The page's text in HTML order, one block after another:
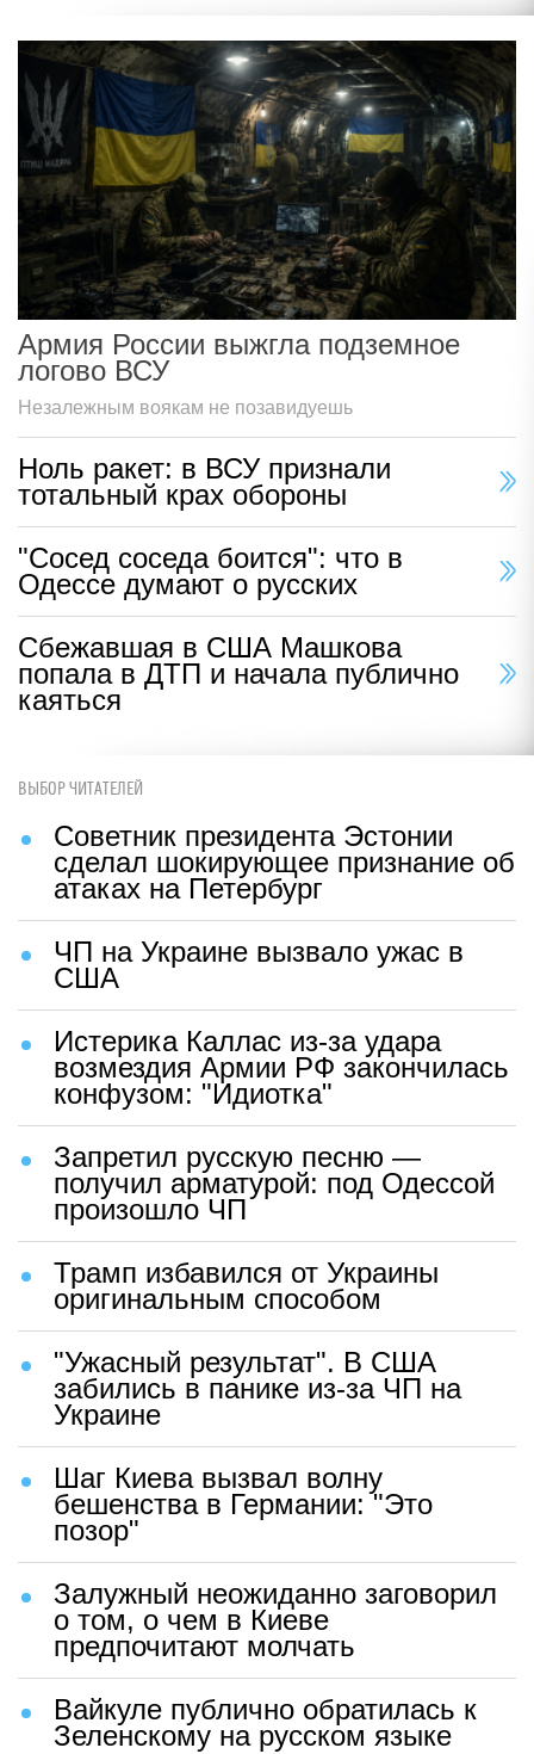
Армия России выжгла подземное
логово ВСУ
Незалежным воякам не позавидуешь
Ноль ракет: в ВСУ признали
тотальный крах обороны
"Сосед соседа боится": что в
Одессе думают о русских
Сбежавшая в США Машкова
попала в ДТП и начала публично
каяться
ВЫБОР ЧИТАТЕЛЕЙ
Советник президента Эстонии
сделал шокирующее признание об
атаках на Петербург
ЧП на Украине вызвало ужас в
США
Истерика Каллас из-за удара
возмездия Армии РФ закончилась
конфузом: "Идиотка"
Запретил русскую песню —
получил арматурой: под Одессой
произошло ЧП
Трамп избавился от Украины
оригинальным способом
"Ужасный результат". В США
забились в панике из-за ЧП на
Украине
Шаг Киева вызвал волну
бешенства в Германии: "Это
позор"
Залужный неожиданно заговорил
о том, о чем в Киеве
предпочитают молчать
Вайкуле публично обратилась к
Зеленскому на русском языке